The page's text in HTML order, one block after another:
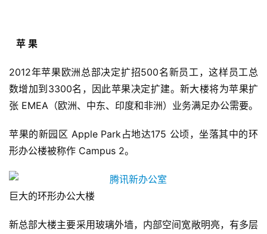
苹 果
2012年苹果欧洲总部决定扩招500名新员工，这样员工总
数增加到3300名，因此苹果决定扩建。新大楼将为苹果扩
张 EMEA（欧洲、中东、印度和非洲）业务满足办公需要。
苹果的新园区 Apple Park占地达175 公顷，坐落其中的环
形办公楼被称作 Campus 2。
巨大的环形办公大楼
新总部大楼主要采用玻璃外墙，内部空间宽敞明亮，有多层